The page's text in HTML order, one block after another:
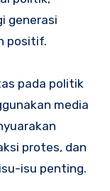
generasi
positif.
pada politik
media
protes, dan
isu penting.